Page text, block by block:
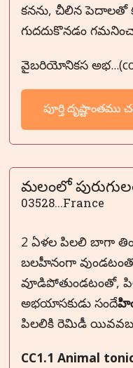
కనను, చీలిన పెదాలతో
గుదదుకొనడం
వైబరియోనికస
పూర్తి దృష్టాంతము
మలంలో
03528...France
2 ఏళల పిలలి బాగా
బలహీనంగా
వూడిపోతుండటంతో,
అభయాసకుడు సందే
పిలలికి రెమిడీ
CC1.1 Animal